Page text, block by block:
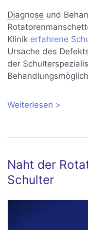
Diagnose und
Klinik erfahrene
Ursache des
der
Weiterlesen über
Naht der
Schulter